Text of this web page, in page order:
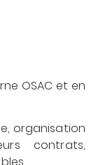
OSAC et en
organisation
contrats,